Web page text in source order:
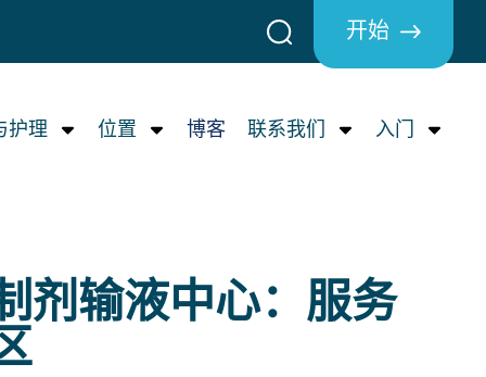
开始
护理 位置 博客 联系我们 入门
剂输液中心：服务